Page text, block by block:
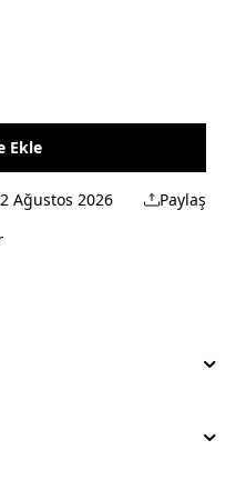
Ekle
Ağustos 2026 Paylaş